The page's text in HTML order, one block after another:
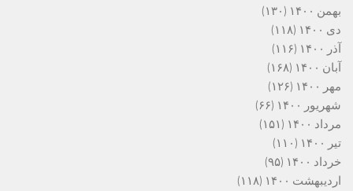
بهمن ۱۴۰۰
(۱۳۰)
دی ۱۴۰۰
(۱۱۸)
آذر ۱۴۰۰
(۱۱۶)
آبان ۱۴۰۰
(۱۶۸)
مهر ۱۴۰۰
(۱۲۶)
شهریور ۱۴۰۰
(۶۶)
مرداد ۱۴۰۰
(۱۵۱)
تیر ۱۴۰۰
(۱۱۰)
خرداد ۱۴۰۰
(۹۵)
اردیبهشت ۱۴۰۰
(۱۱۸)